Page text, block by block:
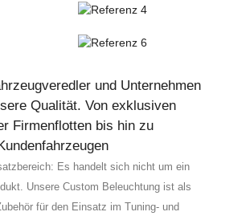
und Unternehmen
Qualität. Von exklusiven
Firmenflotten bis hin zu
Es handelt sich nicht um ein
Unsere Custom Beleuchtung ist als
für den Einsatz im Tuning- und